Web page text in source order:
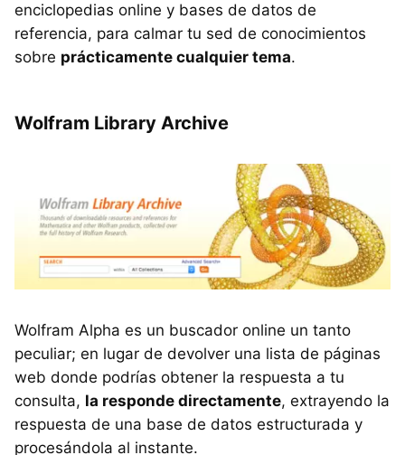
enciclopedias online y bases de datos de
referencia, para calmar tu sed de conocimientos
sobre prácticamente cualquier tema.
Wolfram Library Archive
Wolfram Alpha es un buscador online un tanto
peculiar; en lugar de devolver una lista de páginas
web donde podrías obtener la respuesta a tu
consulta, la responde directamente, extrayendo la
respuesta de una base de datos estructurada y
procesándola al instante.